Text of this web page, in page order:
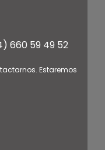
660 59 49 52
Estaremos